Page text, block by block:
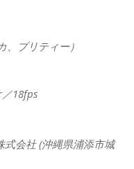
、プリティー）
18fps
式会社 (沖縄県浦添市城